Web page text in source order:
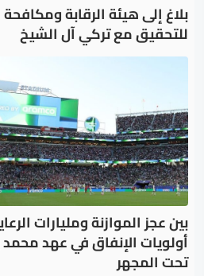
بلاغ إلى هيئة الرقابة
للتحقيق مع تركي آل الشيخ
بين عجز الموازنة ومليارات
أولويات الإنفاق في عهد
تحت المجهر